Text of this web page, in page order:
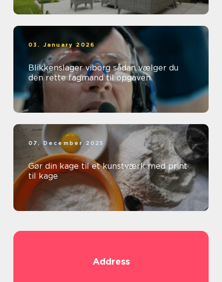
03. January 2026
Blikkenslager viborg sådan vælger du
den rette fagmand til opgaven
07. December 2025
Gør din kage til et kunstværk med print
til kage
Address